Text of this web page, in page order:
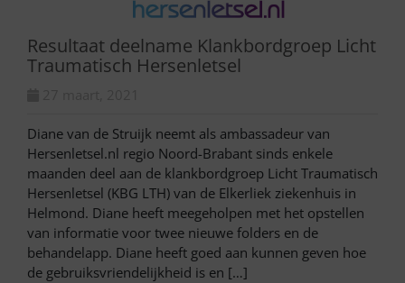
Resultaat deelname Klankbordgroep Licht
Traumatisch Hersenletsel
Diane van de Struijk neemt als ambassadeur van
Hersenletsel.nl regio Noord-Brabant sinds enkele
maanden deel aan de klankbordgroep Licht Traumatisch
Hersenletsel (KBG LTH) van de Elkerliek ziekenhuis in
Helmond. Diane heeft meegeholpen met het opstellen
van informatie voor twee nieuwe folders en de
behandelapp. Diane heeft goed aan kunnen geven hoe
de gebruiksvriendelijkheid is en […]